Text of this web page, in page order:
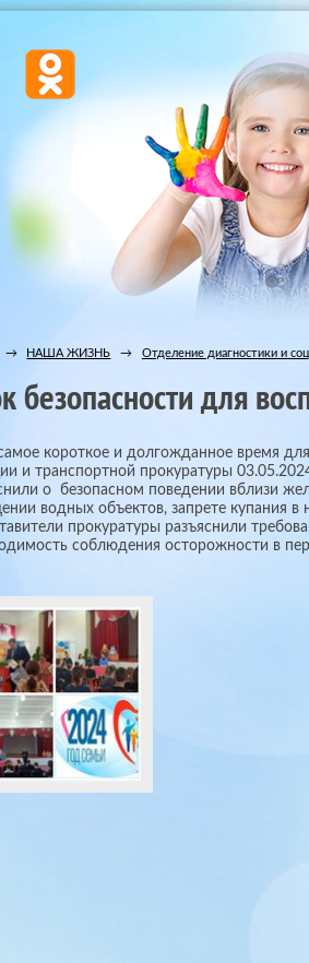
→ НАША ЖИЗНЬ → Отделение диагностики и
безопасности для
короткое и долгожданное время
и транспортной прокуратуры
о безопасном поведении вблизи
водных объектов, запрете купания
прокуратуры разъяснили
соблюдения осторожности в